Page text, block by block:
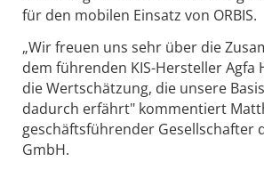
für den mobilen Einsatz von ORBIS.
„Wir freuen uns sehr über die
dem führenden KIS-Hersteller Agfa
die Wertschätzung, die unsere
dadurch erfährt" kommentiert
geschäftsführender Gesellschafter
GmbH.